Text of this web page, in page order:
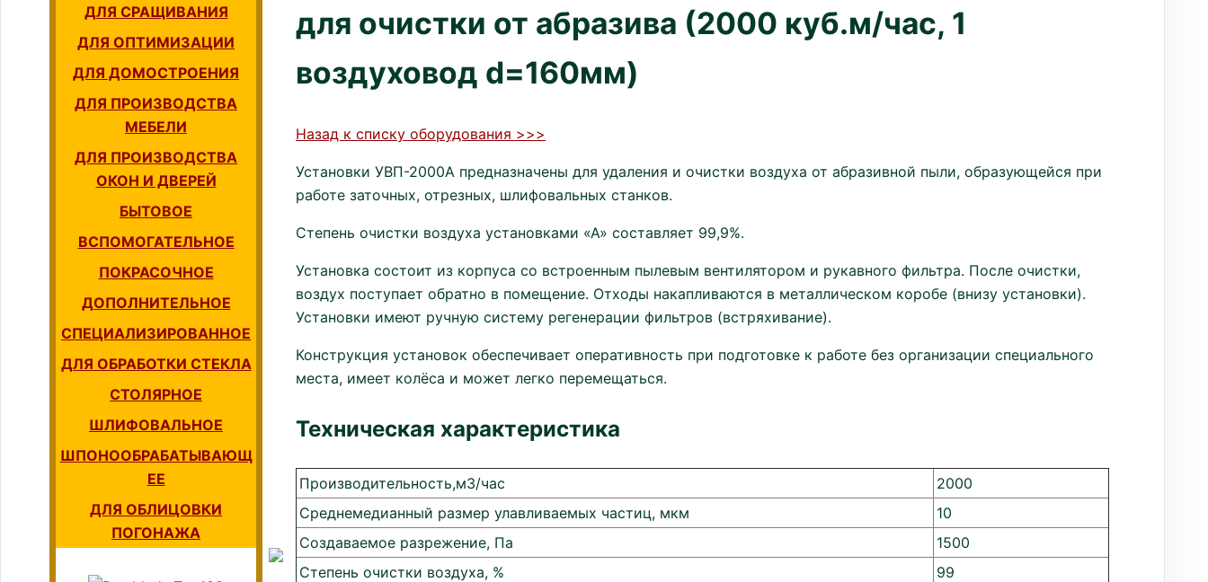
ДЛЯ СРАЩИВАНИЯ
ДЛЯ ОПТИМИЗАЦИИ
ДЛЯ ДОМОСТРОЕНИЯ
ДЛЯ ПРОИЗВОДСТВА
МЕБЕЛИ
ДЛЯ ПРОИЗВОДСТВА
ОКОН И ДВЕРЕЙ
БЫТОВОЕ
ВСПОМОГАТЕЛЬНОЕ
ПОКРАСОЧНОЕ
ДОПОЛНИТЕЛЬНОЕ
СПЕЦИАЛИЗИРОВАННОЕ
ДЛЯ ОБРАБОТКИ СТЕКЛА
СТОЛЯРНОЕ
ШЛИФОВАЛЬНОЕ
ШПОНООБРАБАТЫВАЮЩ
ЕЕ
ДЛЯ ОБЛИЦОВКИ
ПОГОНАЖА
для очистки от абразива (2000 куб.м/час, 1
воздуховод d=160мм)
Назад к списку оборудования >>>
Установки УВП-2000А предназначены для удаления и очистки воздуха от абразивной пыли, образующейся при
работе заточных, отрезных, шлифовальных станков.
Степень очистки воздуха установками «А» составляет 99,9%.
Установка состоит из корпуса со встроенным пылевым вентилятором и рукавного фильтра. После очистки,
воздух поступает обратно в помещение. Отходы накапливаются в металлическом коробе (внизу установки).
Установки имеют ручную систему регенерации фильтров (встряхивание).
Конструкция установок обеспечивает оперативность при подготовке к работе без организации специального
места, имеет колёса и может легко перемещаться.
Техническая характеристика
Производительность,м3/час
2000
Среднемедианный размер улавливаемых частиц, мкм
10
Создаваемое разрежение, Па
1500
Степень очистки воздуха, %
99